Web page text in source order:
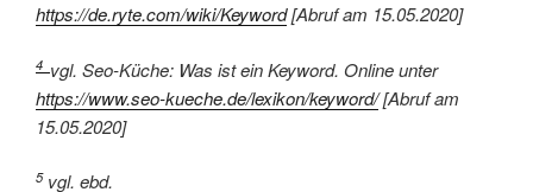
https://de.ryte.com/wiki/Keyword[Abruf am 15.05.2020]
4 vgl. Seo-Küche: Was ist ein Keyword. Online unter
https://www.seo-kueche.de/lexikon/keyword/[Abruf am
15.05.2020]
5vgl. ebd.